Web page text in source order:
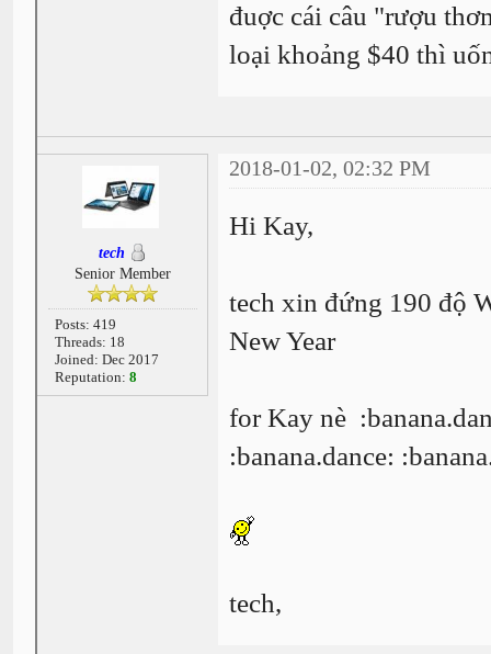
đuợc cái câu "rượu
loại khoảng $40 thì
tech
Senior Member
Posts: 419
Threads: 18
Joined: Dec 2017
Reputation: 8
2018-01-02, 02:32 PM
Hi Kay,
tech xin đứng 190 độ
New Year
for Kay nè
:banana.dance:
tech,